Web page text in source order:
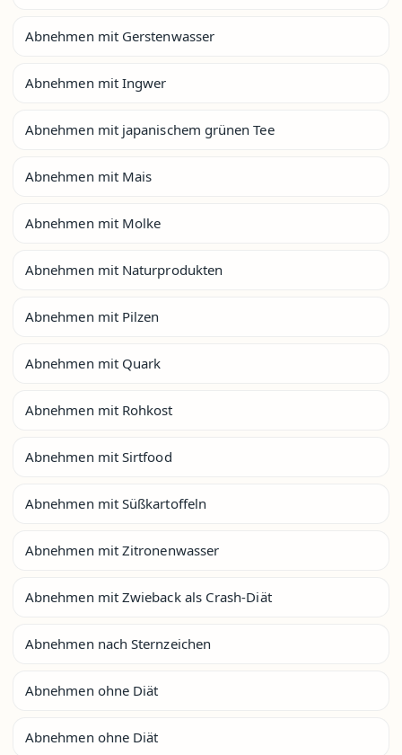
Abnehmen mit Gerstenwasser
Abnehmen mit Ingwer
Abnehmen mit japanischem grünen Tee
Abnehmen mit Mais
Abnehmen mit Molke
Abnehmen mit Naturprodukten
Abnehmen mit Pilzen
Abnehmen mit Quark
Abnehmen mit Rohkost
Abnehmen mit Sirtfood
Abnehmen mit Süßkartoffeln
Abnehmen mit Zitronenwasser
Abnehmen mit Zwieback als Crash-Diät
Abnehmen nach Sternzeichen
Abnehmen ohne Diät
Abnehmen ohne Diät